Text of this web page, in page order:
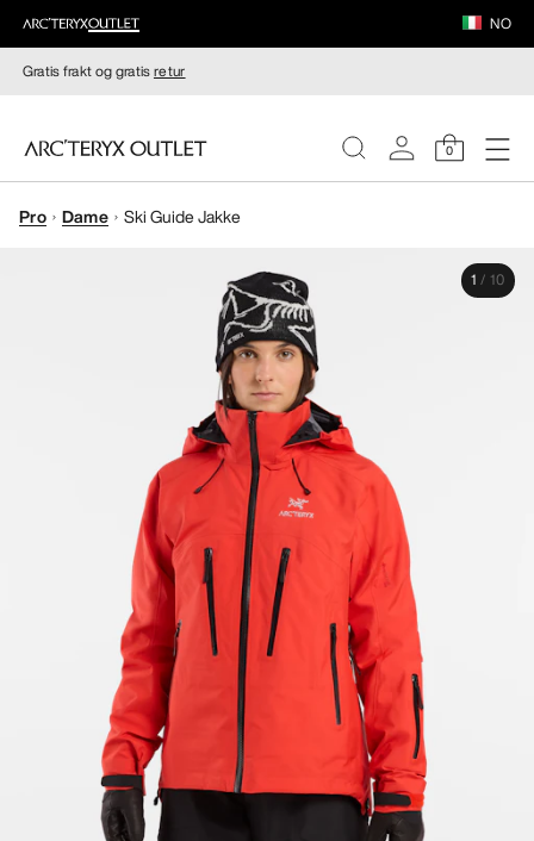
NO
Gratis frakt og gratisretur
0
DAMER
Pro Dame Ski Guide Jakke
1 / 10